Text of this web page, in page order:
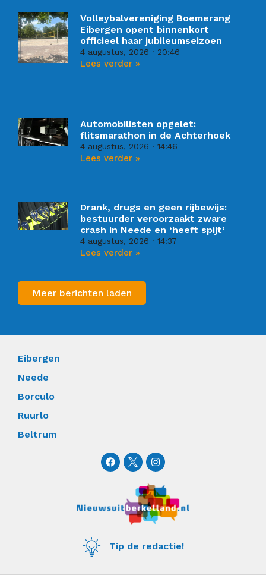
Volleybalvereniging Boemerang
Eibergen opent binnenkort
officieel haar jubileumseizoen
4 augustus, 2026 20:46
Lees verder »
Automobilisten opgelet:
flitsmarathon in de Achterhoek
4 augustus, 2026 14:46
Lees verder »
Drank, drugs en geen rijbewijs:
bestuurder veroorzaakt zware
crash in Neede en ‘heeft spijt’
4 augustus, 2026 14:37
Lees verder »
Meer berichten laden
Eibergen
Neede
Borculo
Ruurlo
Beltrum
F
a
c
o
o
I
n
s
t
a
g
r
a
Tip de redactie!